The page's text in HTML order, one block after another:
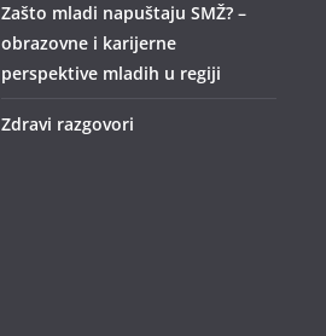
Zašto mladi napuštaju SMŽ? –
obrazovne i karijerne
perspektive mladih u regiji
Zdravi razgovori